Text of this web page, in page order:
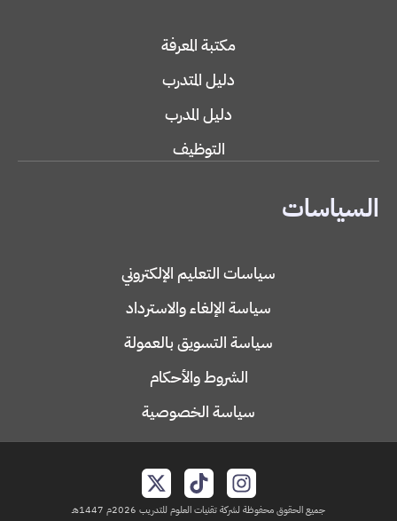
مكتبة المعرفة
دليل المتدرب
دليل المدرب
التوظيف
السياسات
سياسات التعليم الإلكتروني
سياسة الإلغاء والاسترداد
سياسة التسويق بالعمولة
الشروط والأحكام
سياسة الخصوصية
جميع الحقوق محفوظة لشركة تقنيات العلوم للتدريب 2026م 1447هـ